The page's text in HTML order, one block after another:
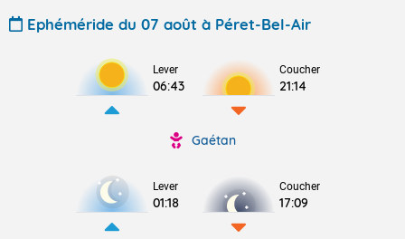
Ephéméride du 07 août à Péret-Bel-Air
Lever
06:43
Coucher
21:14
Gaétan
Lever
01:18
Coucher
17:09